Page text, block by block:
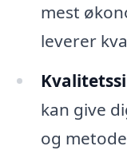
mest
leverer
kan give
og